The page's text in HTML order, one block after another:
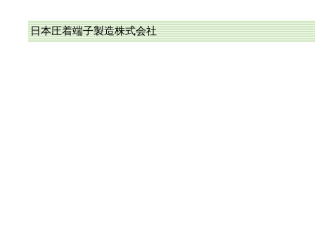
日本圧着端子製造株式会社